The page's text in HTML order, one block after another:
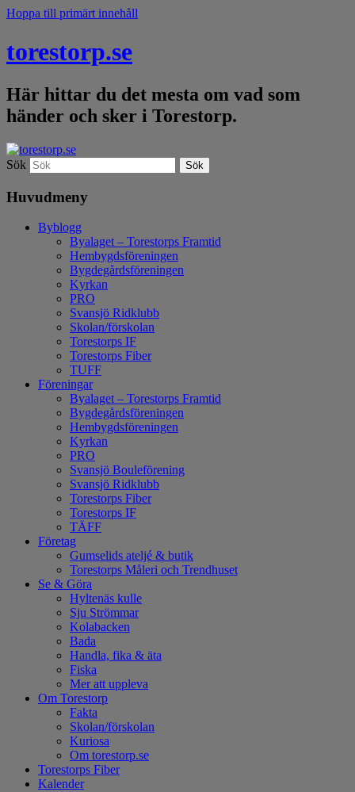
Hoppa till primärt innehåll
torestorp.se
Här hittar du det mesta om vad som
händer och sker i Torestorp.
Sök
Huvudmeny
Byblogg
Byalaget – Torestorps Framtid
Hembygdsföreningen
Bygdegårdsföreningen
Kyrkan
PRO
Svansjö Ridklubb
Skolan/förskolan
Torestorps IF
Torestorps Fiber
TUFF
Föreningar
Byalaget – Torestorps Framtid
Bygdegårdsföreningen
Hembygdsföreningen
Kyrkan
PRO
Svansjö Bouleförening
Svansjö Ridklubb
Torestorps Fiber
Torestorps IF
TÄFF
Företag
Gumselids ateljé & butik
Torestorps Måleri och Trendhuset
Se & Göra
Hyltenäs kulle
Sju Strömmar
Kolabacken
Bada
Handla, fika & äta
Fiska
Mer att uppleva
Om Torestorp
Fakta
Skolan/förskolan
Kuriosa
Om torestorp.se
Torestorps Fiber
Kalender